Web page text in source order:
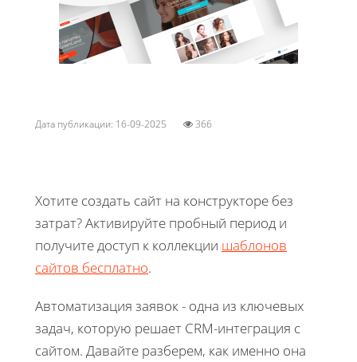
Дата публикации: 16-09-2025 366
Хотите создать сайт на конструкторе без
затрат? Активируйте пробный период и
получите доступ к коллекции шаблонов
сайтов бесплатно.
Автоматизация заявок - одна из ключевых
задач, которую решает CRM-интеграция с
сайтом. Давайте разберем, как именно она